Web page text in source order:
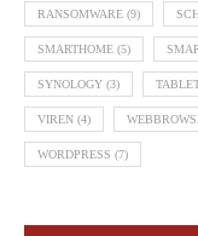
RANSOMWARE (9)
SMARTHOME (5)
SYNOLOGY (3)
VIREN (4)
WORDPRESS (7)